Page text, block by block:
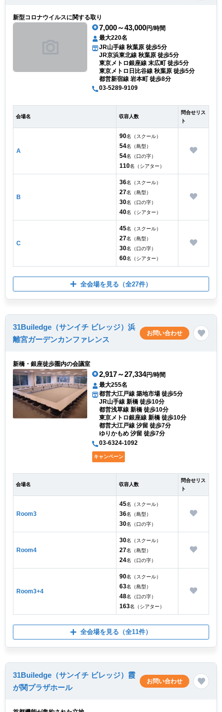
新型コロナウイルスに関する取り
7,000～43,000円/時間
最大220名
JR山手線 秋葉原 徒歩5分
JR京浜東北線 秋葉原 徒歩5分
東京メトロ銀座線 末広町 徒歩5分
東京メトロ日比谷線 秋葉原 徒歩5分
都営新宿線 岩本町 徒歩8分
03-5289-9109
会場名 収容人数
問合せリス
ト
A
90名（スクール）
54名（島型）
54名（口の字）
110名（シアター）
B
36名（スクール）
27名（島型）
30名（口の字）
40名（シアター）
C
45名（スクール）
27名（島型）
30名（口の字）
60名（シアター）
全会場を見る （全27件）
31Builedge（サンイチ ビレッジ）浜
離宮ガーデンカンファレンス
お問い合わせ
新橋・銀座徒歩圏内の会議室
2,917～27,334円/時間
最大255名
都営大江戸線 築地市場 徒歩5分
JR山手線 新橋 徒歩10分
都営浅草線 新橋 徒歩10分
東京メトロ銀座線 新橋 徒歩10分
都営大江戸線 汐留 徒歩7分
ゆりかもめ 汐留 徒歩7分
03-6324-1092
キャンペーン
会場名 収容人数
問合せリス
ト
Room3
45名（スクール）
36名（島型）
30名（口の字）
Room4
30名（スクール）
27名（島型）
24名（口の字）
Room3+4
90名（スクール）
63名（島型）
48名（口の字）
163名（シアター）
全会場を見る （全11件）
31Builedge（サンイチ ビレッジ）霞
が関プラザホール
お問い合わせ